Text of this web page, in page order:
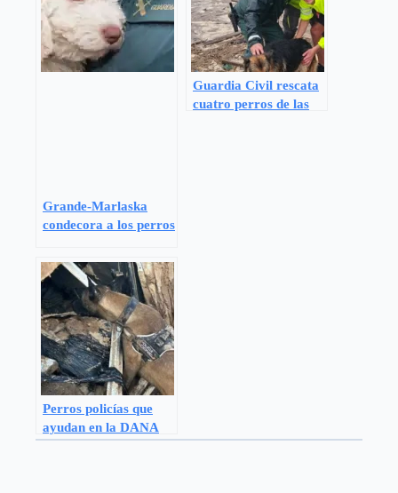
Grande-Marlaska
condecora a los perros
Civil
Guardia Civil rescata
cuatro perros de las
Perros policías que
ayudan en la DANA